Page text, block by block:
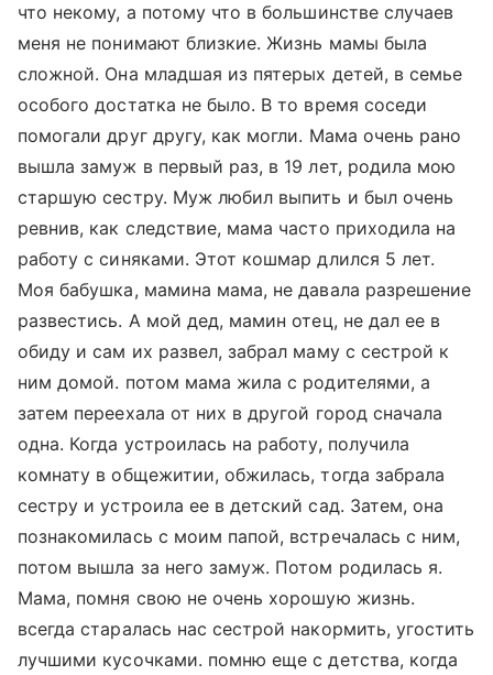
что некому, а потому что в большинстве случаев
меня не понимают близкие. Жизнь мамы была
сложной. Она младшая из пятерых детей, в семье
особого достатка не было. В то время соседи
помогали друг другу, как могли. Мама очень рано
вышла замуж в первый раз, в 19 лет, родила мою
старшую сестру. Муж любил выпить и был очень
ревнив, как следствие, мама часто приходила на
работу с синяками. Этот кошмар длился 5 лет.
Моя бабушка, мамина мама, не давала разрешение
развестись. А мой дед, мамин отец, не дал ее в
обиду и сам их развел, забрал маму с сестрой к
ним домой. потом мама жила с родителями, а
затем переехала от них в другой город сначала
одна. Когда устроилась на работу, получила
комнату в общежитии, обжилась, тогда забрала
сестру и устроила ее в детский сад. Затем, она
познакомилась с моим папой, встречалась с ним,
потом вышла за него замуж. Потом родилась я.
Мама, помня свою не очень хорошую жизнь.
всегда старалась нас сестрой накормить, угостить
лучшими кусочками. помню еще с детства, когда